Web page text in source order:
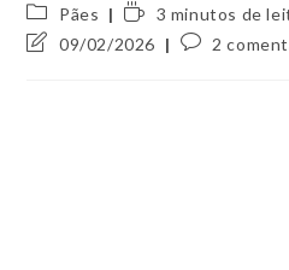
Categoria
do
post:
Pães
Tempo
de
leitura:
3 minutos de
Última09/02/2026
Comentários
2